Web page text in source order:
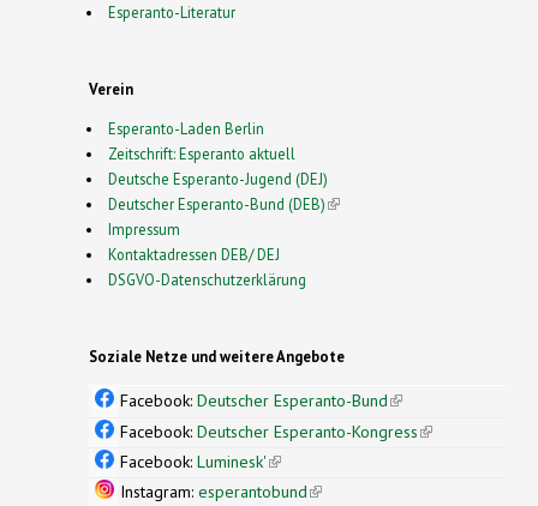
Esperanto-Literatur
Verein
Esperanto-Laden Berlin
Zeitschrift: Esperanto aktuell
Deutsche Esperanto-Jugend (DEJ)
Deutscher Esperanto-Bund (DEB)(link is external)
Impressum
Kontaktadressen DEB/ DEJ
DSGVO-Datenschutzerklärung
Soziale Netze und weitere Angebote
Facebook: Deutscher Esperanto-Bund(link is
external)
Facebook: Deutscher Esperanto-Kongress(link is
Facebook: Luminesk'(link is external)
Instagram: esperantobund(link is external)